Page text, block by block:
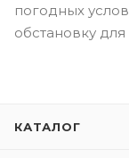
погодных
обстановку для
КАТАЛОГ